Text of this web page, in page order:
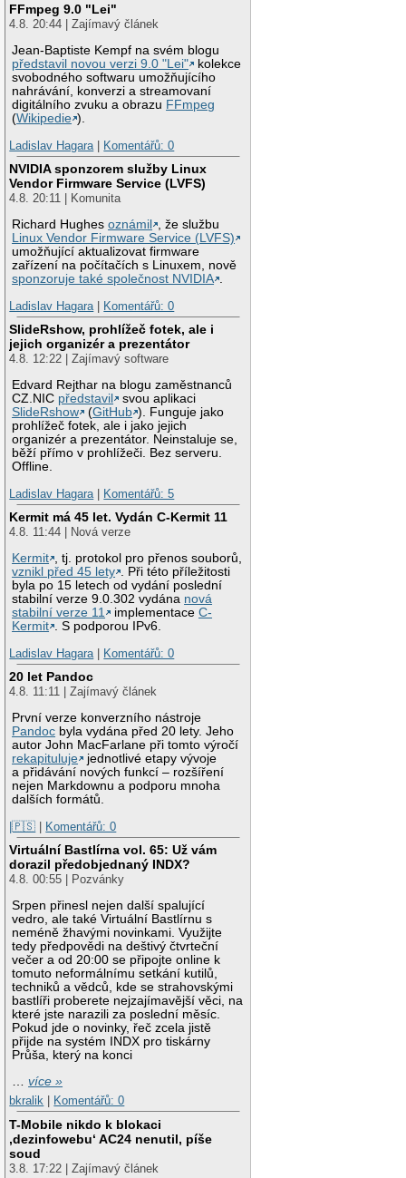
FFmpeg 9.0 "Lei"
4.8. 20:44 | Zajímavý článek
Jean-Baptiste Kempf na svém blogu
představil novou verzi 9.0 "Lei"
kolekce
svobodného softwaru umožňujícího
nahrávání, konverzi a streamovaní
digitálního zvuku a obrazu FFmpeg
(Wikipedie ).
Ladislav Hagara
Komentářů: 0
NVIDIA sponzorem služby Linux
Vendor Firmware Service (LVFS)
4.8. 20:11 | Komunita
Richard Hughesoznámil
, že službu
Linux Vendor Firmware Service (LVFS)
umožňující aktualizovat firmware
zařízení na počítačích s Linuxem, nově
sponzoruje také společnost NVIDIA .
Ladislav Hagara | Komentářů: 0
SlideRshow, prohlížeč fotek, ale i
jejich organizér a prezentátor
4.8. 12:22 | Zajímavý software
Edvard Rejthar na blogu zaměstnanců
CZ.NIC představil
svou aplikaci
SlideRshow
(GitHub ). Funguje jako
prohlížeč fotek, ale i jako jejich
organizér a prezentátor. Neinstaluje se,
běží přímo v prohlížeči. Bez serveru.
Offline.
Ladislav Hagara | Komentářů: 5
Kermit má 45 let. Vydán C-Kermit 11
4.8. 11:44 | Nová verze
Kermit , tj. protokol pro přenos souborů,
vznikl před 45 lety . Při této příležitosti
byla po 15 letech od vydání poslední
stabilní verze 9.0.302 vydána nová
stabilní verze 11
implementaceC-
Kermit . S podporou IPv6.
Ladislav Hagara | Komentářů: 0
20 let Pandoc
4.8. 11:11 | Zajímavý článek
První verze konverzního nástroje
Pandoc byla vydána před 20 lety. Jeho
autor John MacFarlane při tomto výročí
rekapituluje
jednotlivé etapy vývoje
a přidávání nových funkcí – rozšíření
nejen Markdownu a podporu mnoha
dalších formátů.
|🇵🇸 | Komentářů: 0
Virtuální Bastlírna vol. 65: Už vám
dorazil předobjednaný INDX?
4.8. 00:55 | Pozvánky
Srpen přinesl nejen další spalující
vedro, ale také Virtuální Bastlírnu s
neméně žhavými novinkami. Využijte
tedy předpovědi na deštivý čtvrteční
večer a od 20:00 se připojte online k
tomuto neformálnímu setkání kutilů,
techniků a vědců, kde se strahovskými
bastlíři proberete nejzajímavější věci, na
které jste narazili za poslední měsíc.
Pokud jde o novinky, řeč zcela jistě
přijde na systém INDX pro tiskárny
Průša, který na konci
…více »
bkralik
Komentářů: 0
T-Mobile nikdo k blokaci
‚dezinfowebu‘ AC24 nenutil, píše
soud
3.8. 17:22 | Zajímavý článek